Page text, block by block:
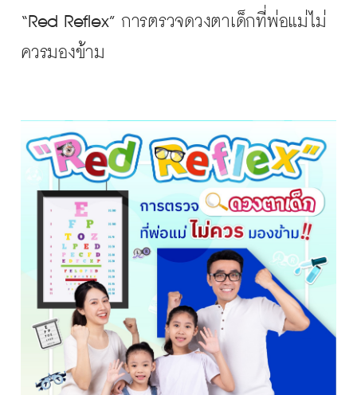
“Red Reflex” การตรวจดวงตาเด็กที่พ่อแม่ไม่
ควรมองข้าม